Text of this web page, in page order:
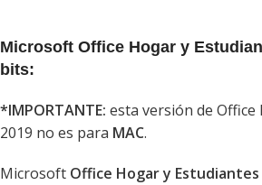
Microsoft Office Hogar y
bits:
*IMPORTANTE: esta versión de
2019 no es para MAC.
Microsoft Office Hogar y Estudiantes